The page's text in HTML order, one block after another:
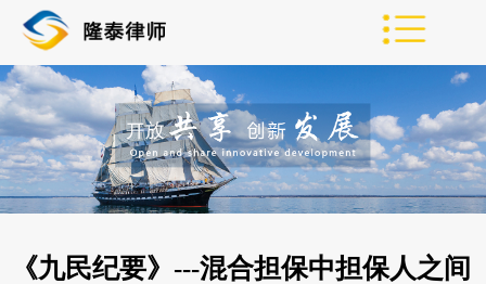
《九民纪要》---混合担保中担保人之间